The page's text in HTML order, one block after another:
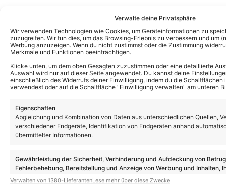
Verwalte deine Privatsphäre
Wir verwenden Technologien wie Cookies, um Geräteinformationen zu
zuzugreifen. Wir tun dies, um das Browsing-Erlebnis zu verbessern und um
Werbung anzuzeigen. Wenn du nicht zustimmst oder die Zustimmung
Merkmale und Funktionen beeinträchtigen.
Klicke unten, um dem oben Gesagten zuzustimmen oder eine detaillierte
Auswahl wird nur auf dieser Seite angewendet. Du kannst deine
einschließlich des Widerrufs deiner Einwilligung, indem du die
verwendest oder auf die Schaltfläche "Einwilligung verwalten" am unteren
Eigenschaften
Abgleichung und Kombination von Daten aus unterschiedlichen Quellen,
verschiedener Endgeräte, Identifikation von Endgeräten anhand
übermittelter Informationen.
Gewährleistung der Sicherheit, Verhinderung und Aufdeckung von
Fehlerbehebung, Bereitstellung und Anzeige von Werbung und Inhalten,
Entscheidungen zum Datenschutz speichern und übermitteln.
Verwalten von 1380-LieferantenLese mehr über diese Zwecke
Das könnte Euch auch interessieren:
ZDF-Fernsehgarten: Quiz-Special ersetzt
nächste Ausgabe: Alle Gäste und wie ihr
schon früher schauen könnt
ZDF-Fernsehgarten Gäste nächste
Ausgabe: Diese Stars sind am 16.08.26
ZDF-Fernsehgarten Gäste heute: Diese